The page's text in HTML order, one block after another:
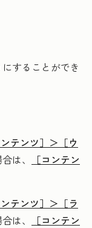
することができ
ンテンツ］＞ ［ウ
は、
［コンテン
ンテンツ］＞ ［ラ
は、
［コンテン